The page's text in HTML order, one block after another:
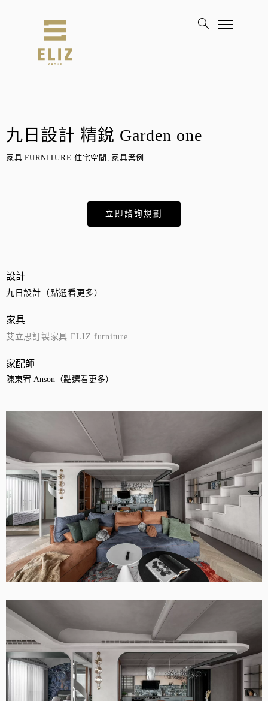
九日設計 精銳 Garden one
家具 FURNITURE-住宅空間, 家具案例
立即諮詢規劃
設計
九日設計（點選看更多）
家具
艾立思訂製家具 ELIZ furniture
家配師
陳東宥 Anson（點選看更多）